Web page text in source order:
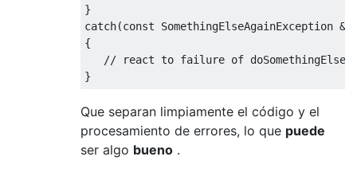
}
catch(const SomethingElseAgainException &
{
// react to failure of
Que separan limpiamente el código y el
procesamiento de errores, lo que puede
ser algo bueno .